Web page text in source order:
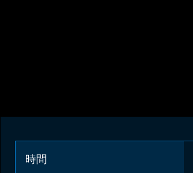
時間